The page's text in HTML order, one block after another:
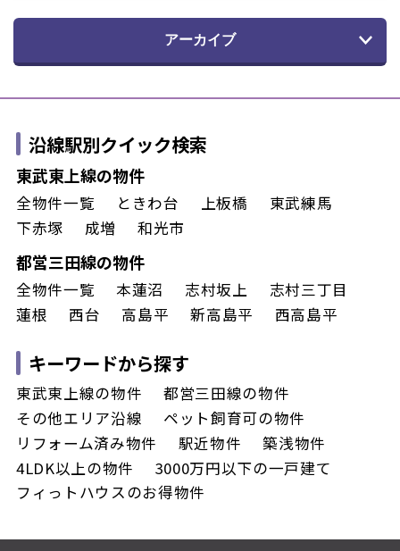
アーカイブ
沿線駅別クイック検索
東武東上線の物件
全物件一覧 ときわ台 上板橋
東武練馬
下赤塚
成増 和光市
都営三田線の物件
全物件一覧 本蓮沼 志村坂上
志村三丁目
蓮根
西台 高島平 新高島平 西高島平
キーワードから探す
東武東上線の物件
都営三田線の物件
その他エリア沿線
ペット飼育可の物件
リフォーム済み物件
駅近物件
築浅物件
4LDK以上の物件
3000万円以下の一戸建て
フィっトハウスのお得物件